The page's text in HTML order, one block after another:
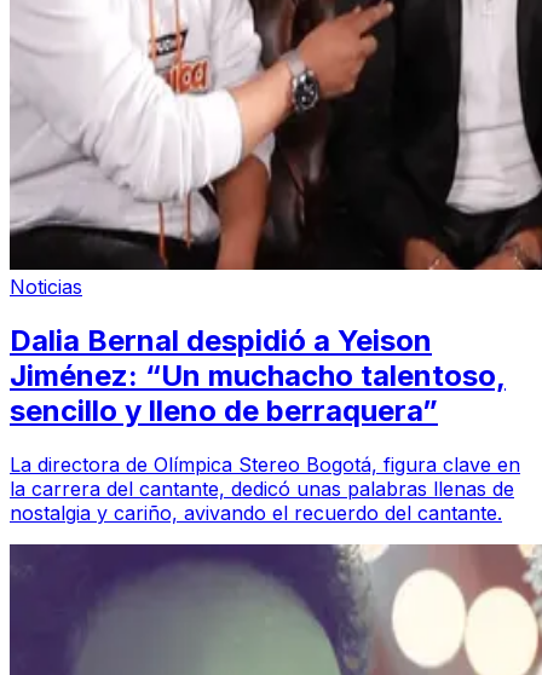
Noticias
Dalia Bernal despidió a Yeison
Jiménez: “Un muchacho talentoso,
sencillo y lleno de berraquera”
La directora de Olímpica Stereo Bogotá, figura clave en
la carrera del cantante, dedicó unas palabras llenas de
nostalgia y cariño, avivando el recuerdo del cantante.